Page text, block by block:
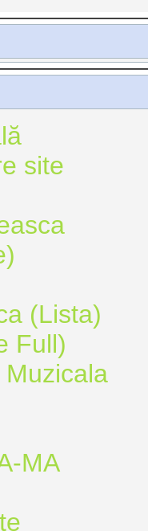
site
(Lista)
Full)
MA